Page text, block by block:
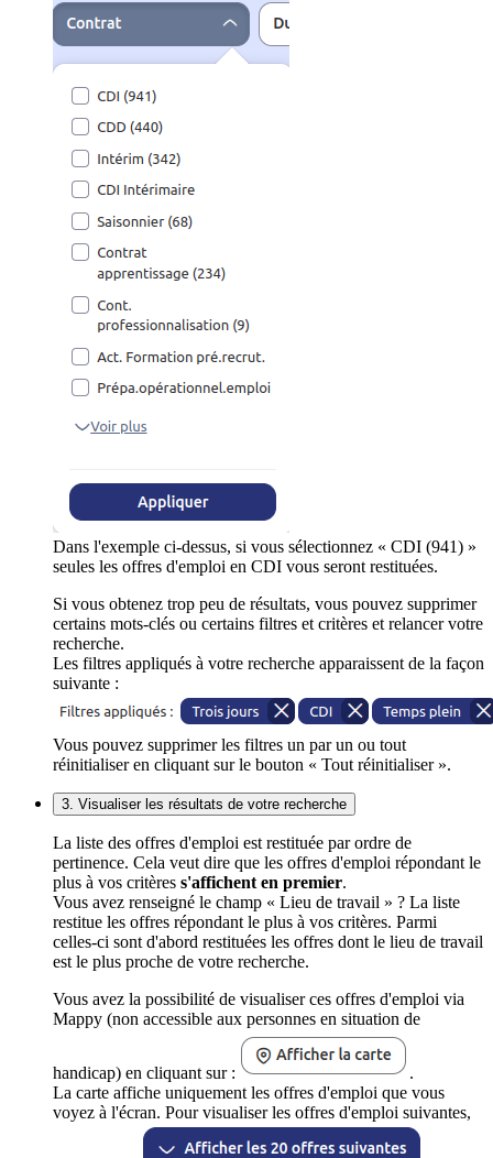
Dans l'exemple ci-dessus, si vous sélectionnez « CDI (941) »
seules les offres d'emploi en CDI vous seront restituées.
Si vous obtenez trop peu de résultats, vous pouvez supprimer
certains mots-clés ou certains filtres et critères et relancer votre
recherche.
Les filtres appliqués à votre recherche apparaissent de la façon
suivante :
Vous pouvez supprimer les filtres un par un ou tout
réinitialiser en cliquant sur le bouton « Tout réinitialiser ».
3. Visualiser les résultats de votre recherche
La liste des offres d'emploi est restituée par ordre de
pertinence. Cela veut dire que les offres d'emploi répondant le
plus à vos critères s'affichent en premier.
Vous avez renseigné le champ « Lieu de travail » ? La liste
restitue les offres répondant le plus à vos critères. Parmi
celles-ci sont d'abord restituées les offres dont le lieu de travail
est le plus proche de votre recherche.
Vous avez la possibilité de visualiser ces offres d'emploi via
Mappy (non accessible aux personnes en situation de
handicap) en cliquant sur :
.
La carte affiche uniquement les offres d'emploi que vous
voyez à l'écran. Pour visualiser les offres d'emploi suivantes,